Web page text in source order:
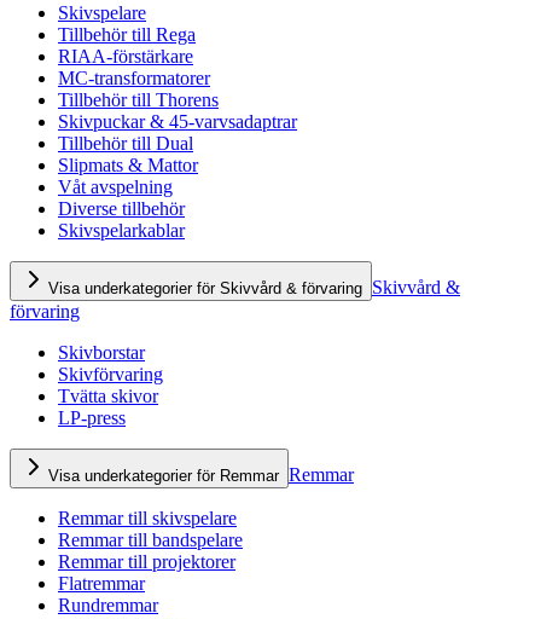
Skivspelare
Tillbehör till Rega
RIAA-förstärkare
MC-transformatorer
Tillbehör till Thorens
Skivpuckar & 45-varvsadaptrar
Tillbehör till Dual
Slipmats & Mattor
Våt avspelning
Diverse tillbehör
Skivspelarkablar
Visa underkategorier för Skivvård & förvaring Skivvård &
förvaring
Skivborstar
Skivförvaring
Tvätta skivor
LP-press
Visa underkategorier för Remmar Remmar
Remmar till skivspelare
Remmar till bandspelare
Remmar till projektorer
Flatremmar
Rundremmar